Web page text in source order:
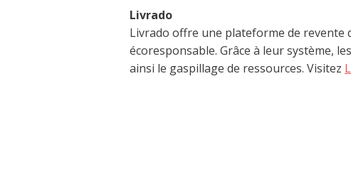
Livrado
Livrado offre une plateforme de revente
écoresponsable. Grâce à leur système,
ainsi le gaspillage de ressources. Visitez